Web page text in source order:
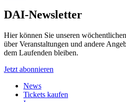
DAI-Newsletter
Hier können Sie unseren
über Veranstaltungen und andere
dem Laufenden bleiben.
Jetzt abonnieren
News
Tickets kaufen